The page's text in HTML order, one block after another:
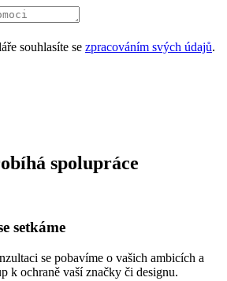
souhlasíte se zpracováním svých údajů.
spolupráce
setkáme
se pobavíme o vašich ambicích a
k ochraně vaší značky či designu.